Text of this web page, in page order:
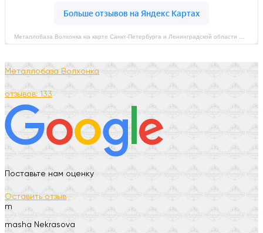
Металлобаза Волхонка
отзывов: 133
Поставьте нам оценку
Оставить отзыв
m
masha Nekrasova